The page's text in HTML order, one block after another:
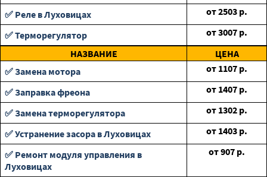
✅ Реле в Луховицах
от2503 р.
✅ Терморегулятор
от3007 р.
НАЗВАНИЕ
ЦЕНА
✅ Замена мотора
от 1107 р.
✅ Заправка фреона
от 1407 р.
✅ Замена терморегулятора
от 1302 р.
✅ Устранение засора в Луховицах
от 1403 р.
✅ Ремонт модуля управления в
Луховицах
от907 р.